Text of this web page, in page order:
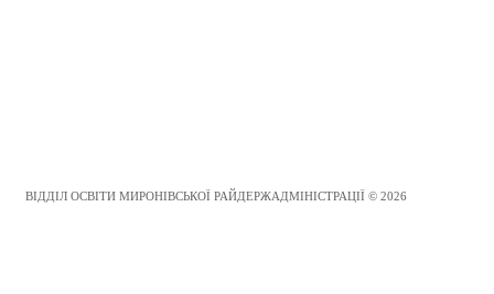
ВІДДІЛ ОСВІТИ МИРОНІВСЬКОЇ РАЙДЕРЖАДМІНІСТРАЦІЇ © 2026